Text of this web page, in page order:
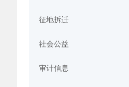
征地拆迁
社会公益
审计信息